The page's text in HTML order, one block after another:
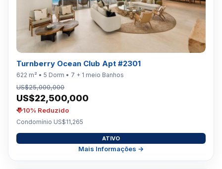
Turnberry Ocean Club Apt #2301
622 m² • 5 Dorm • 7 + 1 meio Banhos
US$25,000,000
US$22,500,000
10% Reduzido
Condomínio US$11,265
ATIVO
Mais Informações →